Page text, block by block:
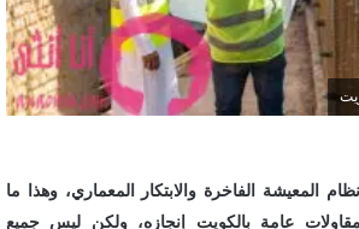
المعيشة الفاخرة والابتكار المعماري، وهذا ما
عامة بالكويت إنجازه، ولكن ليس جميع